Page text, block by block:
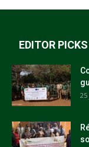
EDITOR PICKS
25